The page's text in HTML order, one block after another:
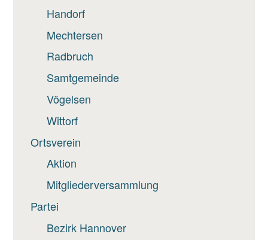
Handorf
Mechtersen
Radbruch
Samtgemeinde
Vögelsen
Wittorf
Ortsverein
Aktion
Mitgliederversammlung
Partei
Bezirk Hannover